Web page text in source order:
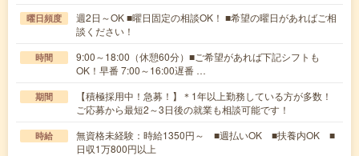
曜日頻度
週2日～OK ■曜日固定の相談OK！ ■希望の曜日があればご相
談ください！
時間
9:00～18:00（休憩60分）■ご希望があれば下記シフトも
OK！早番 7:00～16:00遅番 …
期間
【積極採用中！急募！】＊1年以上勤務している方が多数！
ご応募から最短2～3日後の就業も相談可能です！
時給
無資格未経験：時給1350円～ ■週払いOK ■扶養内OK ■
日収1万800円以上